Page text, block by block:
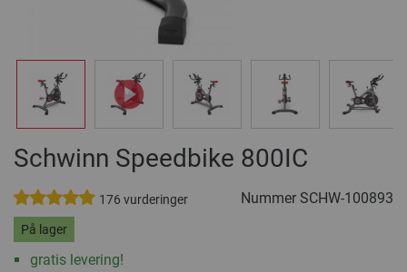
Schwinn Speedbike 800IC
176 vurderinger Nummer SCHW-100893
På lager
gratis levering!